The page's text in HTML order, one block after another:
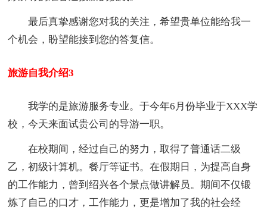
最后真挚感谢您对我的关注，希望贵单位能给我一
个机会，盼望能接到您的答复信。
旅游自我介绍3
我学的是旅游服务专业。于今年6月份毕业于XXX学
校，今天来面试贵公司的导游一职。
在校期间，经过自己的努力，取得了普通话二级
乙，初级计算机。餐厅等证书。在假期日，为提高自身
的工作能力，曾到绍兴各个景点做讲解员。期间不仅锻
炼了自己的口才，工作能力，更是增加了我的社会经